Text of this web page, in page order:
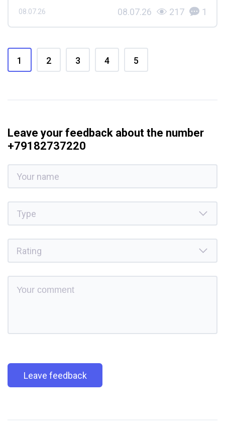
08.07.26 08.07.26 217 1
1 2 3 4 5
Leave your feedback about the number
+79182737220
Leave feedback